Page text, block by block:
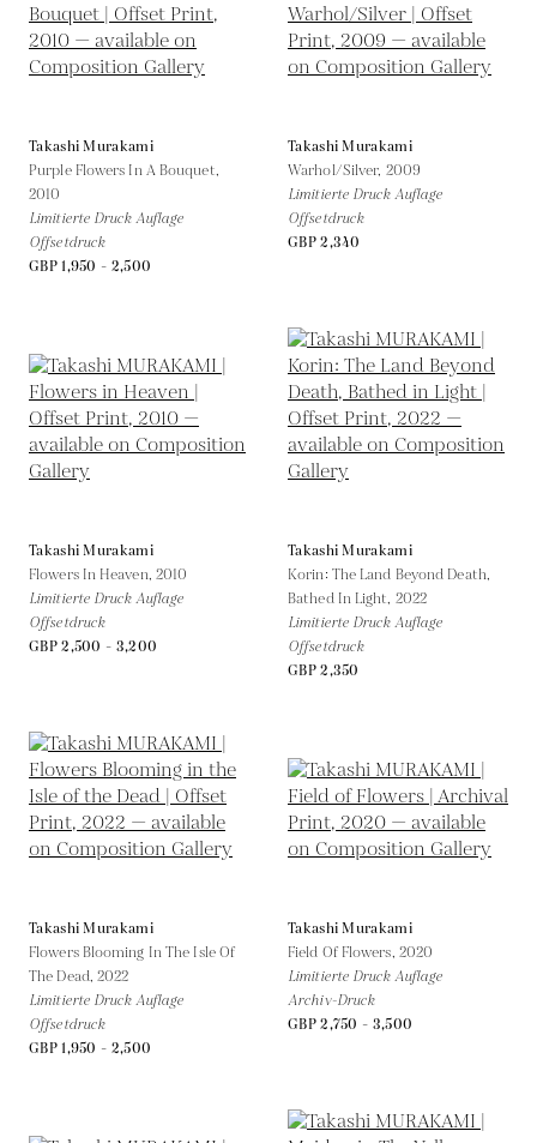
Takashi Murakami
Purple Flowers In A Bouquet,
2010
Limitierte Druck Auflage
Offsetdruck
GBP 1,950 - 2,500
Takashi Murakami
Warhol/Silver, 2009
Limitierte Druck Auflage
Offsetdruck
GBP 2,340
Takashi Murakami
Flowers In Heaven, 2010
Limitierte Druck Auflage
Offsetdruck
GBP 2,500 - 3,200
Takashi Murakami
Korin: The Land Beyond Death,
Bathed In Light, 2022
Limitierte Druck Auflage
Offsetdruck
GBP 2,350
Takashi Murakami
Flowers Blooming In The Isle Of
The Dead, 2022
Limitierte Druck Auflage
Offsetdruck
GBP 1,950 - 2,500
Takashi Murakami
Field Of Flowers, 2020
Limitierte Druck Auflage
Archiv-Druck
GBP 2,750 - 3,500